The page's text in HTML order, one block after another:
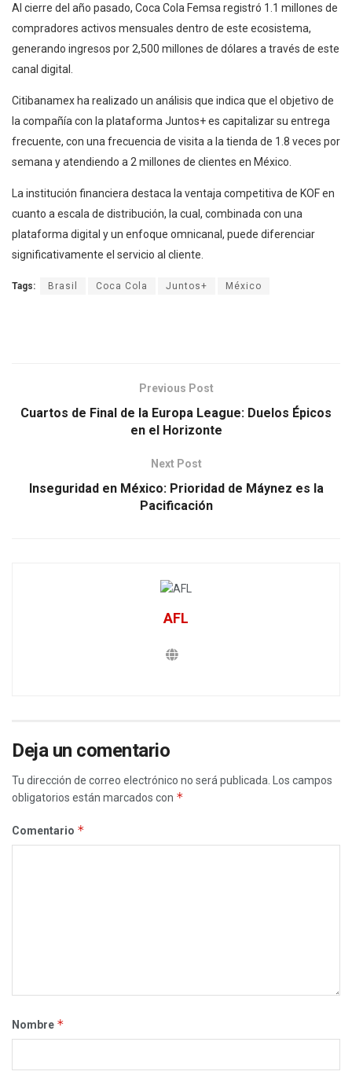
Al cierre del año pasado, Coca Cola Femsa registró 1.1 millones de
compradores activos mensuales dentro de este ecosistema,
generando ingresos por 2,500 millones de dólares a través de este
canal digital.
Citibanamex ha realizado un análisis que indica que el objetivo de
la compañía con la plataforma Juntos+ es capitalizar su entrega
frecuente, con una frecuencia de visita a la tienda de 1.8 veces por
semana y atendiendo a 2 millones de clientes en México.
La institución financiera destaca la ventaja competitiva de KOF en
cuanto a escala de distribución, la cual, combinada con una
plataforma digital y un enfoque omnicanal, puede diferenciar
significativamente el servicio al cliente.
Tags: Brasil Coca Cola Juntos+ México
Previous Post
Cuartos de Final de la Europa League: Duelos Épicos
en el Horizonte
Next Post
Inseguridad en México: Prioridad de Máynez es la
Pacificación
AFL
Deja un comentario
Tu dirección de correo electrónico no será publicada. Los campos
obligatorios están marcados con *
Comentario *
Nombre *